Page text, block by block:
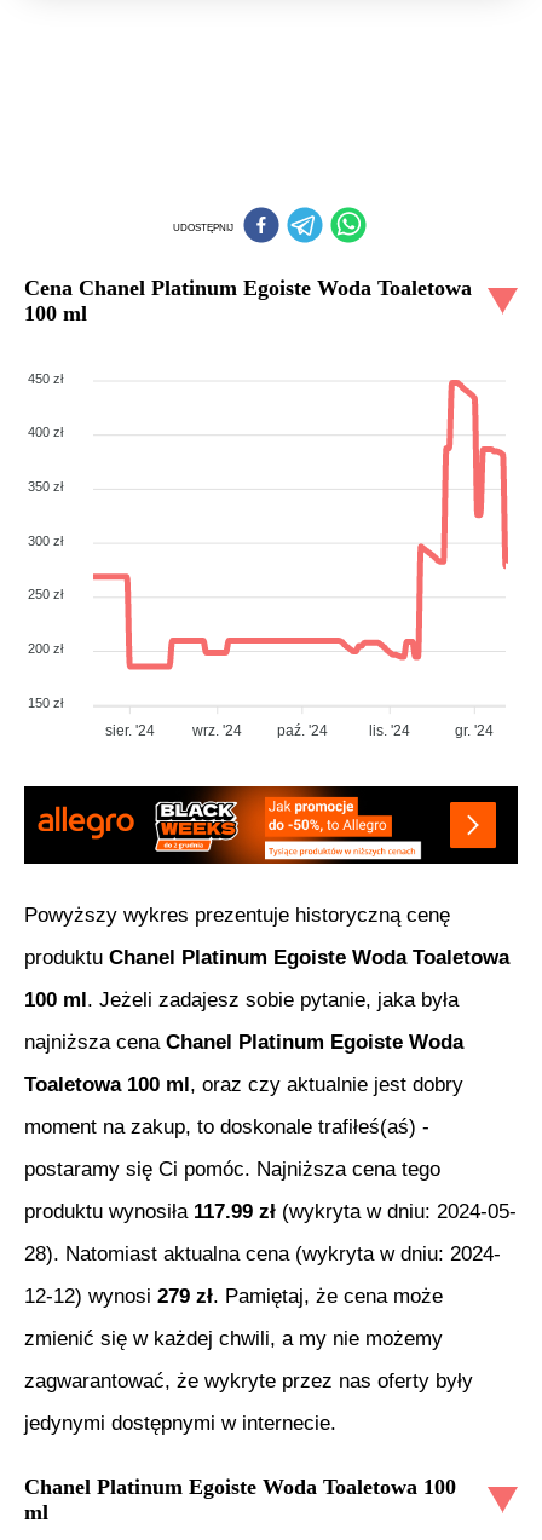
UDOSTĘPNIJ
Cena Chanel Platinum Egoiste Woda Toaletowa
100 ml
450 zł
400 zł
350 zł
300 zł
250 zł
200 zł
150 zł
sier. '24 wrz. '24 paź. '24 lis. '24 gr. '24
Powyższy wykres prezentuje historyczną cenę
produktu Chanel Platinum Egoiste Woda Toaletowa
100 ml. Jeżeli zadajesz sobie pytanie, jaka była
najniższa cena Chanel Platinum Egoiste Woda
Toaletowa 100 ml, oraz czy aktualnie jest dobry
moment na zakup, to doskonale trafiłeś(aś) -
postaramy się Ci pomóc. Najniższa cena tego
produktu wynosiła 117.99 zł (wykryta w dniu: 2024-05-
28). Natomiast aktualna cena (wykryta w dniu: 2024-
12-12) wynosi 279 zł. Pamiętaj, że cena może
zmienić się w każdej chwili, a my nie możemy
zagwarantować, że wykryte przez nas oferty były
jedynymi dostępnymi w internecie.
Chanel Platinum Egoiste Woda Toaletowa 100
ml